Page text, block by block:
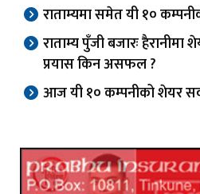
राताम्यमा समेत यी १०
राताम्य पुँजी बजारः
प्रयास किन असफल ?
आज यी १० कम्पनीको शेयर